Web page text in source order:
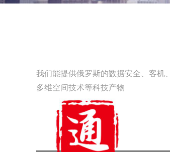
我们能提供俄罗斯的数据安全、客机
多维空间技术等科技产物